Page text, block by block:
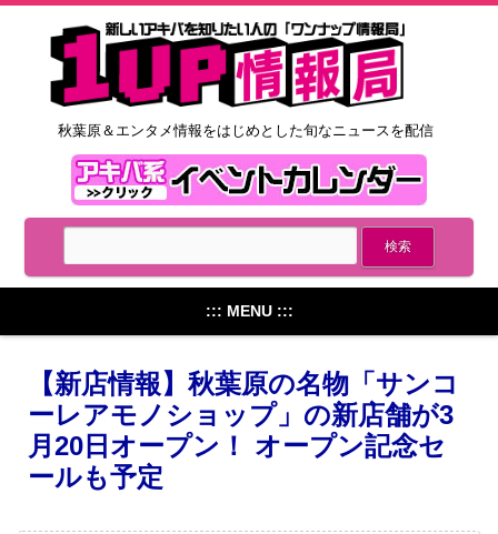
秋葉原＆エンタメ情報をはじめとした旬なニュースを配信
::: MENU :::
【新店情報】秋葉原の名物「サンコ
ーレアモノショップ」の新店舗が3
月20日オープン！ オープン記念セ
ールも予定